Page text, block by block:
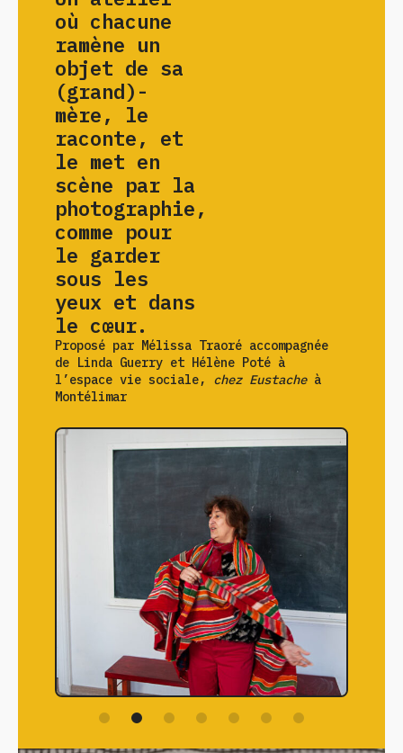
où chacune
ramène un
objet de sa
(grand)-
mère, le
raconte, et
le met en
scène par la
photographie,
comme pour
le garder
sous les
yeux et dans
le cœur.
Proposé par Mélissa Traoré accompagnée
de Linda Guerry et Hélène Poté à
l’espace vie sociale, chez Eustacheà
Montélimar